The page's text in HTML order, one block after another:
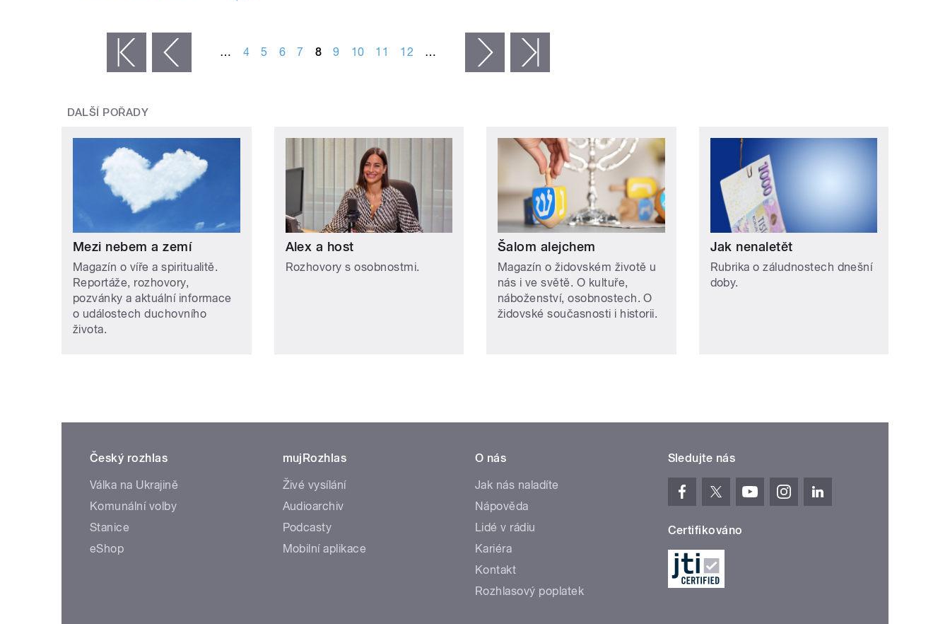
‹ předchozí … 4 5 6 7 8 9 10 11 12 … následující ›
DALŠÍ POŘADY
Mezi nebem a zemí
Magazín o víře a spiritualitě.
Reportáže, rozhovory,
pozvánky a aktuální informace
o událostech duchovního
života.
Alex a host
Rozhovory s osobnostmi.
Šalom alejchem
Magazín o židovském životě u
nás i ve světě. O kultuře,
náboženství, osobnostech. O
židovské současnosti i historii.
Jak nenaletět
Rubrika o záludnostech dnešní
doby.
Český rozhlas
Válka na Ukrajině
Komunální volby
Stanice
eShop
mujRozhlas
Živé vysílání
Audioarchiv
Podcasty
Mobilní aplikace
O nás
Jak nás naladíte
Nápověda
Lidé v rádiu
Kariéra
Kontakt
Rozhlasový poplatek
Sledujte nás
Certifikováno